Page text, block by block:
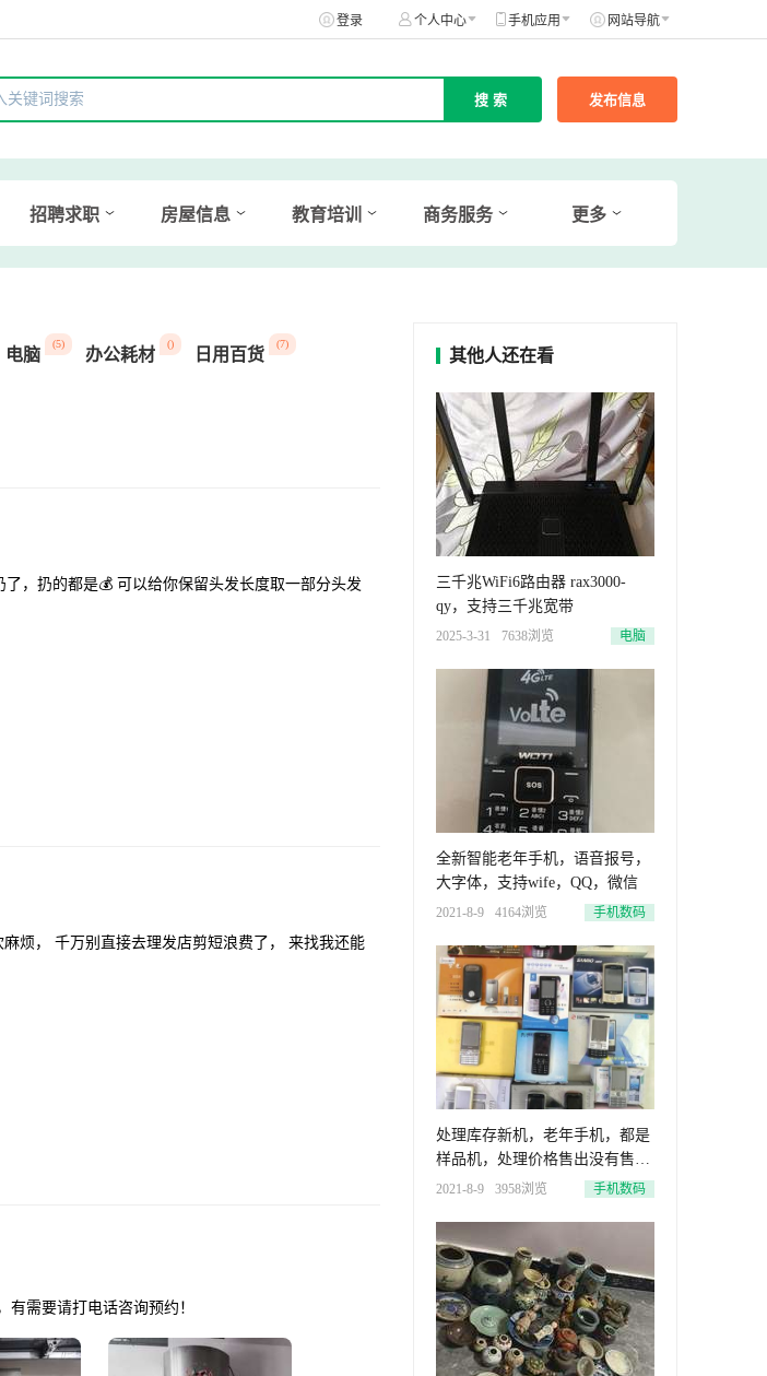
登录 个人中心 手机应用 网站导航
发布信息
招聘求职 房屋信息 教育培训 商务服务 更多
电脑
(5)
办公耗材
()
日用百货
(7)
，扔的都是💰 可以给你保留头发长度取一部分头发
烦， 千万别直接去理发店剪短浪费了， 来找我还能
需要请打电话咨询预约！
其他人还在看
三千兆WiFi6路由器 rax3000-
qy，支持三千兆宽带
2025-3-31 7638浏览 电脑
全新智能老年手机，语音报号，
大字体，支持wife，QQ，微信
2021-8-9 4164浏览 手机数码
处理库存新机，老年手机，都是
样品机，处理价格售出没有售
后。现
2021-8-9 3958浏览 手机数码